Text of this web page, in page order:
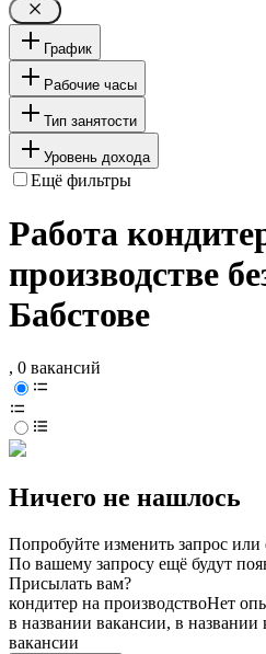
График
Рабочие часы
Тип занятости
Уровень дохода
Ещё фильтры
Работа
производстве
Бабстове
, 0 вакансий
Ничего не нашлось
Попробуйте изменить запрос
По вашему запросу ещё будут
Присылать вам?
кондитер на производствоНет
в названии вакансии, в
вакансии